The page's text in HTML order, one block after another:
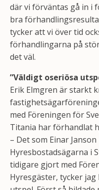
där vi förväntas gå in i
bra
tycker att vi över tid
förhandlingarna på
det väl.
”Väldigt oseriösa
Erik Elmgren är starkt
med Föreningen för
Titania har förhandlat
– Det som Einar
Hyresbostadsägarna i
tidigare gjort med
Hyresgäster, tycker